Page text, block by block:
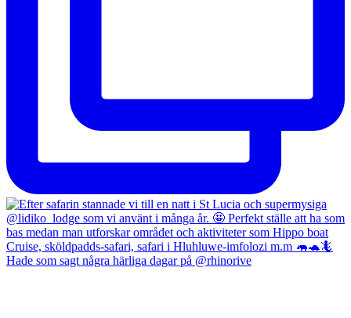
Hade som sagt några härliga dagar på @rhinorive